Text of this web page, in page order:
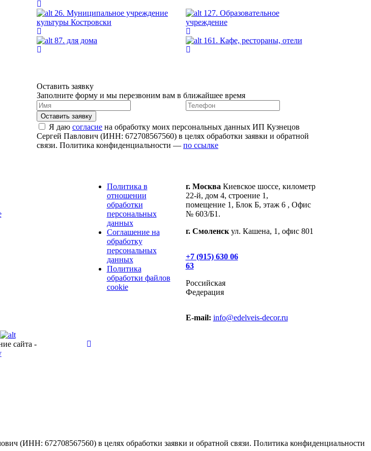
26. Муниципальное учреждение
культуры Костровски
127. Образовательное
учреждение
87. для дома 161. Кафе, рестораны, отели
Оставить заявку
Заполните форму и мы перезвоним вам в ближайшее время
Я даю согласие на обработку моих персональных данных ИП Кузнецов
Сергей Павлович (ИНН: 672708567560) в целях обработки заявки и обратной
связи. Политика конфиденциальности — по ссылке
Политика в
отношении
обработки
персональных
данных
Соглашение на
обработку
персональных
данных
Политика
обработки файлов
cookie
г. МоскваКиевское шоссе, километр
22-й, дом 4, строение 1,
помещение 1, Блок Б, этаж 6 , Офис
№ 603/Б1.
г. Смоленскул. Кашена, 1, офис 801
+7 (915) 630 06
63
Российская
Федерация
E-mail: info@edelveis-decor.ru
сайта -
(ИНН: 672708567560) в целях обработки заявки и обратной связи. Политика конфиденциальности